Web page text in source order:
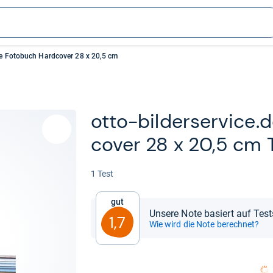
Fotobuch Hardcover 28 x 20,5 cm
otto-​
co­ver 28 x 20,5 cm
1 Test
Gut
1,7 Unsere Note basiert auf
Wie wird die Note berechnet?